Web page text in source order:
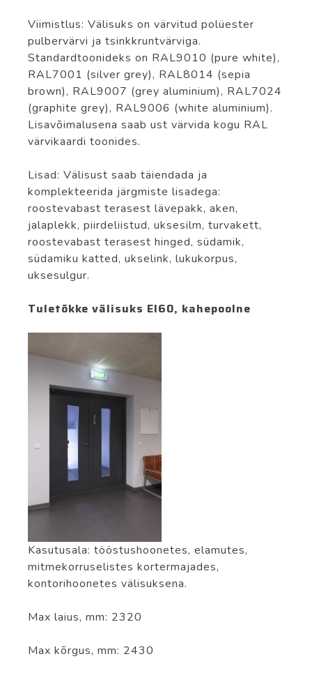
Viimistlus: Välisuks on värvitud polüester
pulbervärvi ja tsinkkruntvärviga.
Standardtoonideks on RAL9010 (pure white),
RAL7001 (silver grey), RAL8014 (sepia
brown), RAL9007 (grey aluminium), RAL7024
(graphite grey), RAL9006 (white aluminium).
Lisavõimalusena saab ust värvida kogu RAL
värvikaardi toonides.
Lisad: Välisust saab täiendada ja
komplekteerida järgmiste lisadega:
roostevabast terasest lävepakk, aken,
jalaplekk, piirdeliistud, uksesilm, turvakett,
roostevabast terasest hinged, südamik,
südamiku katted, ukselink, lukukorpus,
uksesulgur.
Tuletõkke välisuks EI60, kahepoolne
Kasutusala: tööstushoonetes, elamutes,
mitmekorruselistes kortermajades,
kontorihoonetes välisuksena.
Max laius, mm: 2320
Max kõrgus, mm: 2430